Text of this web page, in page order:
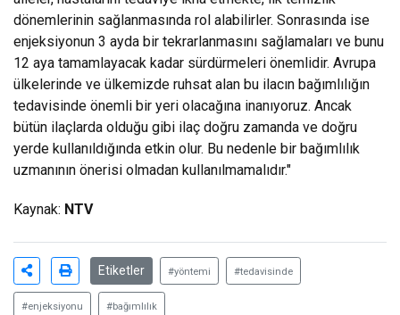
dönemlerinin sağlanmasında rol alabilirler. Sonrasında ise
enjeksiyonun 3 ayda bir tekrarlanmasını sağlamaları ve bunu
12 aya tamamlayacak kadar sürdürmeleri önemlidir. Avrupa
ülkelerinde ve ülkemizde ruhsat alan bu ilacın bağımlılığın
tedavisinde önemli bir yeri olacağına inanıyoruz. Ancak
bütün ilaçlarda olduğu gibi ilaç doğru zamanda ve doğru
yerde kullanıldığında etkin olur. Bu nedenle bir bağımlılık
uzmanının önerisi olmadan kullanılmamalıdır."
Kaynak: NTV
Etiketler #yöntemi #tedavisinde
#enjeksiyonu #bağımlılık